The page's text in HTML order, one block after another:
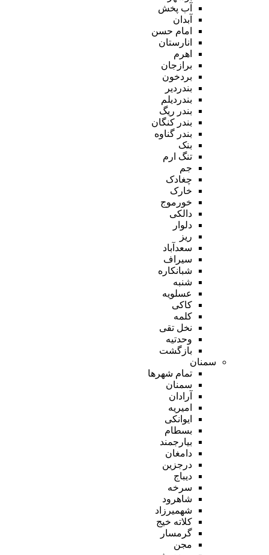
آب پخش
آبدان
امام حسن
انارستان
اهرم
برازجان
بردخون
بندردیر
بندردیلم
بندر ریگ
بندر کنگان
بندر گناوه
بنک
تنگ ارم
جم
چغادک
خارک
خورموج
دالکی
دلوار
ریز
سعدآباد
سیراف
شبانکاره
شنبه
عسلویه
کاکی
کلمه
نخل تقی
وحدتیه
بازگشت
سمنان
تمام شهر‌ها
سمنان
آرادان
امیریه
ایوانکی
بسطام
بیارجمند
دامغان
درجزین
دیباج
سرخه
شاهرود
شهمیرزاد
کلاته خیج
گرمسار
مجن